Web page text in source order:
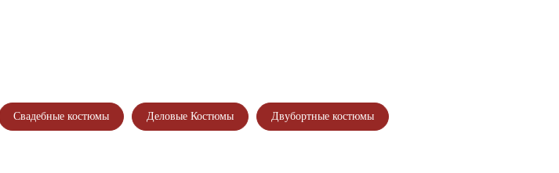
Свадебные костюмы Деловые Костюмы Двубортные костюмы